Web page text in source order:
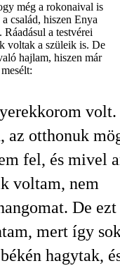
még a rokonaival is
család, hiszen Enya
a testvérei
voltak a szüleik is. De
hajlam, hiszen már
az otthonuk
fel, és mivel
voltam, nem
De ezt
mert így
hagytak,